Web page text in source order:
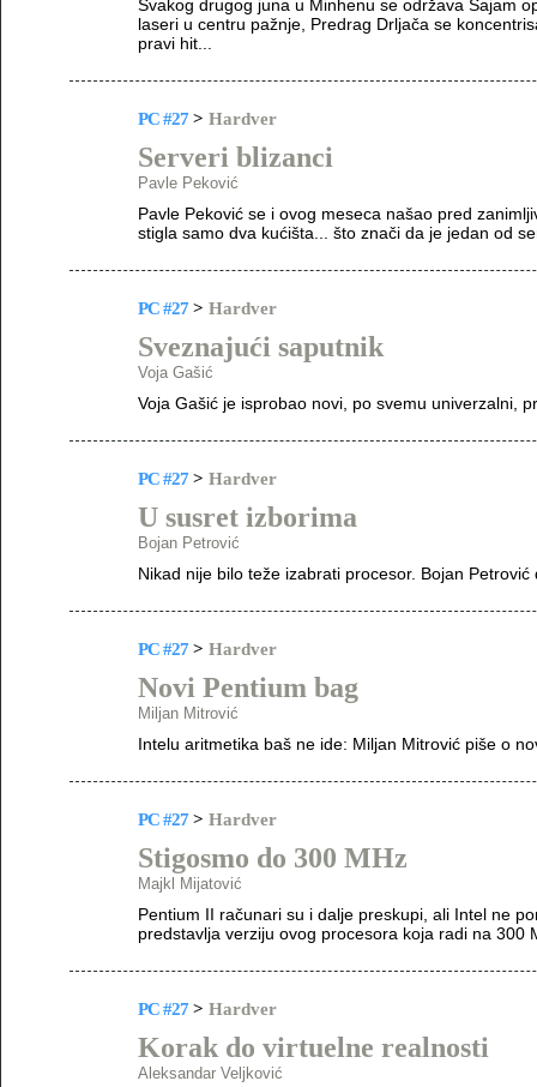
Svakog drugog juna u Minhenu se održava Sajam
laseri u centru pažnje, Predrag Drljača se
pravi hit...
PC #27 > Hardver
Serveri blizanci
Pavle Peković
Pavle Peković se i ovog meseca našao pred
stigla samo dva kućišta... što znači da je jedan od
PC #27 > Hardver
Sveznajući saputnik
Voja Gašić
Voja Gašić je isprobao novi, po svemu univerzalni,
PC #27 > Hardver
U susret izborima
Bojan Petrović
Nikad nije bilo teže izabrati procesor. Bojan
PC #27 > Hardver
Novi Pentium bag
Miljan Mitrović
Intelu aritmetika baš ne ide: Miljan Mitrović piše o
PC #27 > Hardver
Stigosmo do 300 MHz
Majkl Mijatović
Pentium II računari su i dalje preskupi, ali Intel ne
predstavlja verziju ovog procesora koja radi na 300
PC #27 > Hardver
Korak do virtuelne realnosti
Aleksandar Veljković